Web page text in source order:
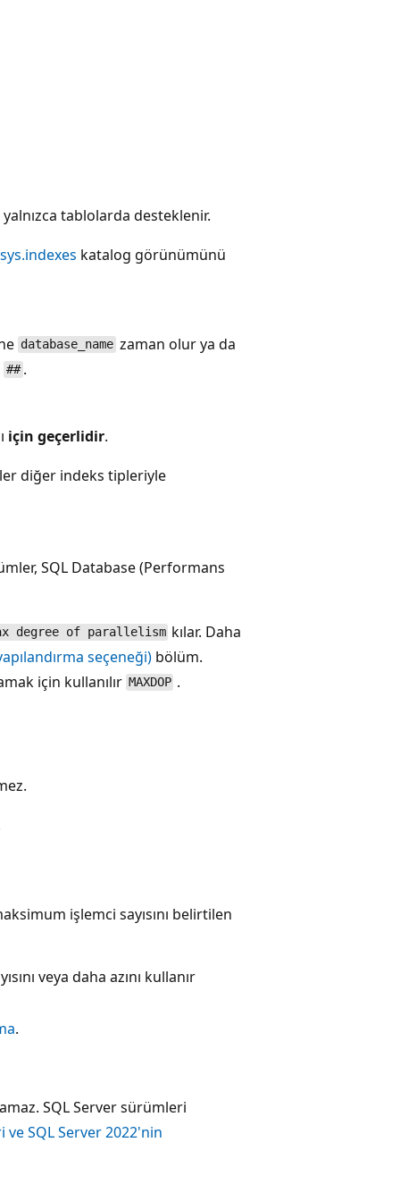
tablolarda desteklenir.
sys.indexes katalog görünümünü
database_name zaman olur ya da
##.
için geçerlidir.
diğer indeks tipleriyle
SQL Database (Performans
degree of parallelism kılar. Daha
seçeneği) bölüm.
için kullanılır MAXDOP .
işlemci sayısını belirtilen
veya daha azını kullanır
.
SQL Server sürümleri
ve SQL Server 2022'nin